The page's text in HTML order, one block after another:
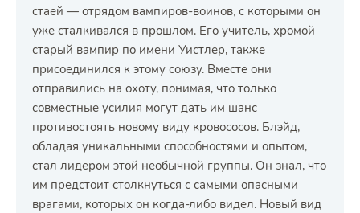
стаей — отрядом вампиров-воинов, с которыми он
уже сталкивался в прошлом. Его учитель, хромой
старый вампир по имени Уистлер, также
присоединился к этому союзу. Вместе они
отправились на охоту, понимая, что только
совместные усилия могут дать им шанс
противостоять новому виду кровососов. Блэйд,
обладая уникальными способностями и опытом,
стал лидером этой необычной группы. Он знал, что
им предстоит столкнуться с самыми опасными
врагами, которых он когда-либо видел. Новый вид